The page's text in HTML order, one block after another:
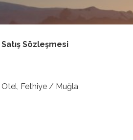
Sözleşmesi
Otel, Fethiye / Muğla